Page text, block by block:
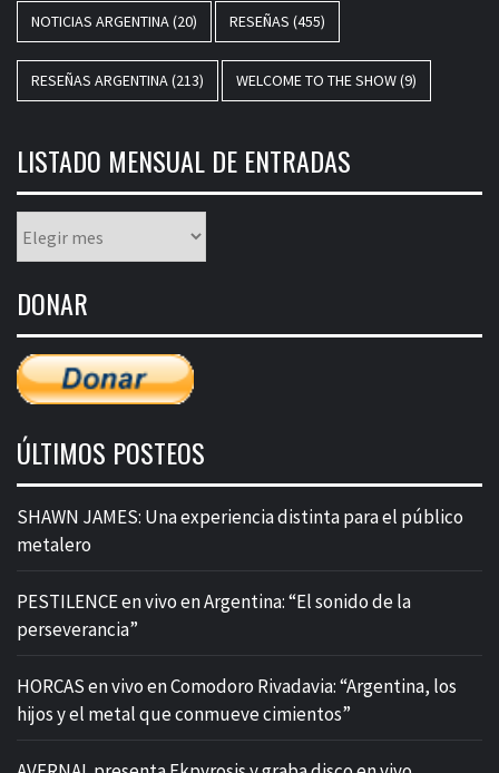
NOTICIAS ARGENTINA(20) RESEÑAS (455)
RESEÑAS ARGENTINA(213) WELCOME TO THE SHOW(9)
LISTADO MENSUAL DE ENTRADAS
mensual
entradas
DONAR
ÚLTIMOS POSTEOS
SHAWN JAMES: Una experiencia distinta para el público
metalero
PESTILENCE en vivo en Argentina: “El sonido de la
perseverancia”
HORCAS en vivo en Comodoro Rivadavia: “Argentina, los
hijos y el metal que conmueve cimientos”